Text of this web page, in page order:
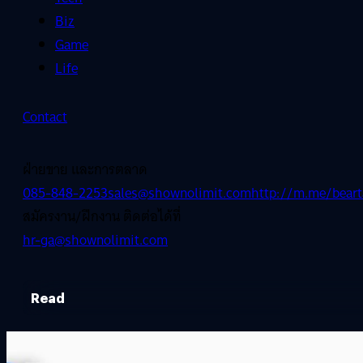
Biz
Game
Life
Contact
ฝ่ายขาย และการตลาด
085-848-2253sales@shownolimit.comhttp://m.me/
สมัครงาน/ฝึกงาน ติดต่อได้ที่
hr-ga@shownolimit.com
Read